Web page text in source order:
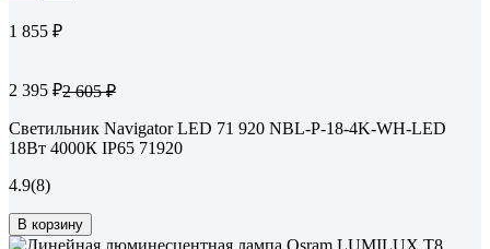
1 855 ₽
2 395 ₽2 605 ₽
Светильник Navigator LED 71 920 NBL-P-18-4K-WH-LED
18Вт 4000К IP65 71920
4.9(8)
В корзину